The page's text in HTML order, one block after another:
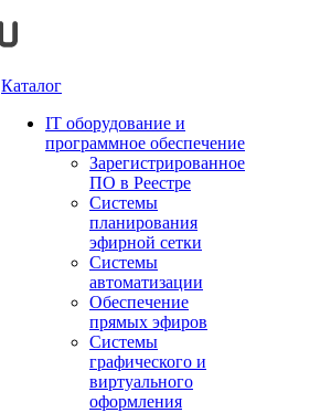
Каталог
IT оборудование и
программное обеспечение
Зарегистрированное
ПО в Реестре
Системы
планирования
эфирной сетки
Системы
автоматизации
Обеспечение
прямых эфиров
Системы
графического и
виртуального
оформления